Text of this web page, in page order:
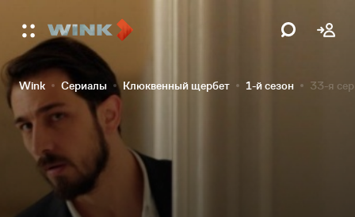
Wink Сериалы Клюквенный щербет 1-й сезон 33-я